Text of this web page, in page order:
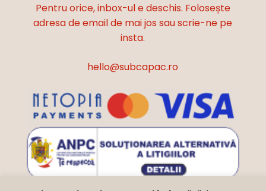
Pentru orice, inbox-ul e deschis. Folosește
adresa de email de mai jos sau scrie-ne pe
insta.
hello@subcapac.ro